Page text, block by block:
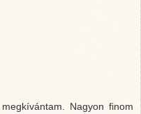
Nagyon finom